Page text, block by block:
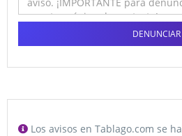
DENUNCIAR
Los avisos en Tablago.com se